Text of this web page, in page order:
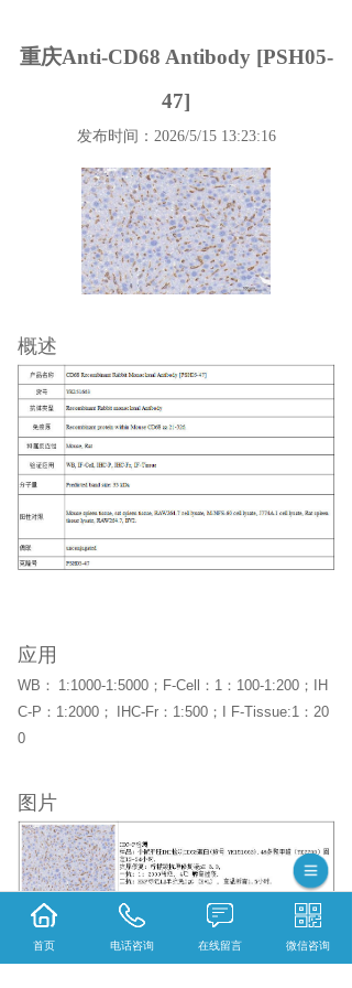
重庆Anti-CD68 Antibody [PSH05-
47]
发布时间：2026/5/15 13:23:16
概述
应用
WB ： 1:1000-1:5000 ； F-Cell ： 1 ： 100-1:200 ；
IH
C-P ： 1:2000 ； IHC-Fr ： 1:500 ； I F-Tissue:1 ： 20
0
图片
相关标签：一抗,Anti-CD68 Antibody [PSH05-4
首页 电话咨询 在线留言 微信咨询